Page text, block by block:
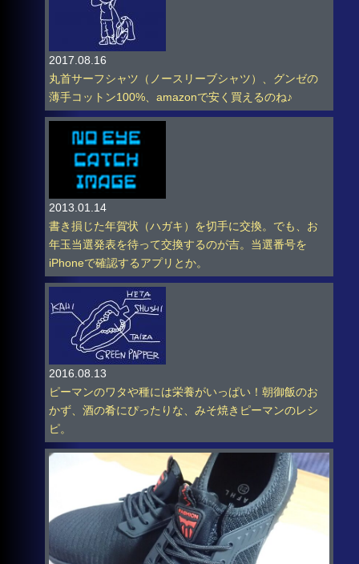
2017.08.16
丸首サーフシャツ（ノースリーブシャツ）、グンゼの
薄手コットン100%、amazonで安く買えるのね♪
2013.01.14
書き損じた年賀状（ハガキ）を切手に交換。でも、お
年玉当選発表を待って交換するのが吉。当選番号を
iPhoneで確認するアプリとか。
2016.08.13
ピーマンのワタや種には栄養がいっぱい！朝御飯のお
かず、酒の肴にぴったりな、みそ焼きピーマンのレシ
ピ。